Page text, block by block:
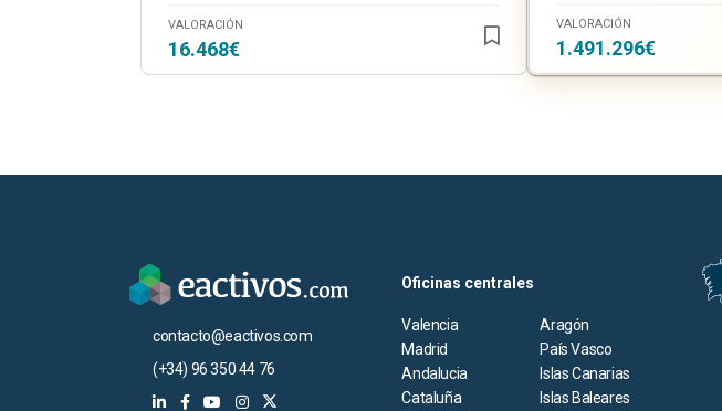
VALORACIÓN
16.468€
VALORACIÓN
1.491.296€
contacto@eactivos.com
(+34) 96 350 44 76
Oficinas centrales
Valencia
Aragón
Madrid
País Vasco
Andalucia
Islas Canarias
Cataluña
Islas Baleares